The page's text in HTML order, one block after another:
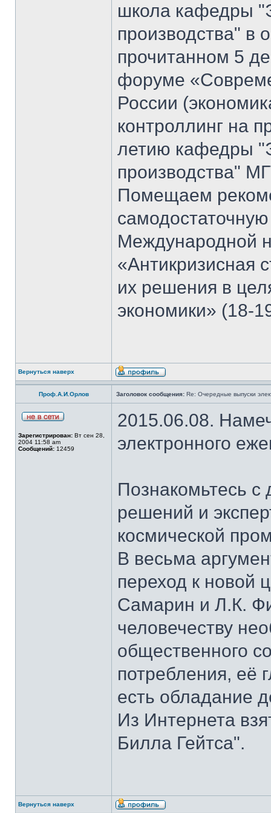
школа кафедры
производства" в
прочитанном 5
форуме
России
контроллинг на
летию кафедры
производства"
Помещаем
Международной
«Антикризисная
их решения в
экономики» (18-
Вернуться наверх
Проф.А.И.Орлов Заголовок сообщения: Re: Очередные выпуски
Зарегистрирован: Вт сен 28,
2004 11:58 am
Сообщений: 12459
2015.06.08.
электронного
Познакомьтесь
решений и
космической
В весьма
переход к новой
Самарин и Л.К.
человечеству
общественного
потребления, её
есть обладание
Из Интернета
Билла Гейтса".
Вернуться наверх